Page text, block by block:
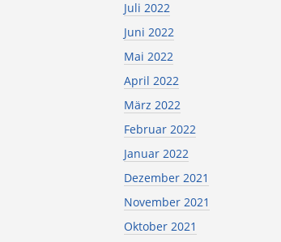
Juli 2022
Juni 2022
Mai 2022
April 2022
März 2022
Februar 2022
Januar 2022
Dezember 2021
November 2021
Oktober 2021